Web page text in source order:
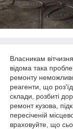
Власникам
відома така
ремонту
реагенти, що
склади, розбиті
ремонт кузова,
пересіченій
враховуйте, що